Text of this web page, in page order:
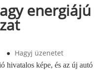
energiájú
● Hagyj üzenetet
hivatalos képe, és az új autó